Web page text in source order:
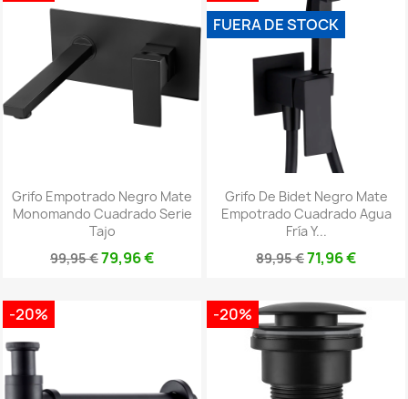
Grifo Empotrado Negro Mate
Monomando Cuadrado Serie
Tajo
99,95 €79,96 €
Grifo De Bidet Negro Mate
Empotrado Cuadrado Agua
Fría Y...
89,95 €71,96 €
FUERA DE STOCK
-20% -20%